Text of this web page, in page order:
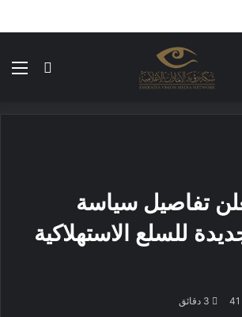
الوضع
تفاصيل سياسة
للسلع الاستهلاكية
41